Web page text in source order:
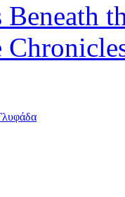
Beneath